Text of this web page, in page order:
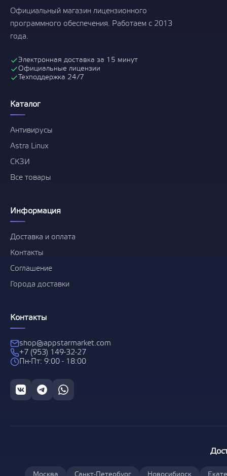
Официальный магазин лицензионного
программного обеспечения. Работаем с 2013
года.
Электронная доставка за 15 минут
Официальные лицензии
Техподдержка 24/7
Каталог
Антивирусы
Astra Linux
СКЗИ
Все товары
Информация
Доставка и оплата
Контакты
Соглашение
Города доставки
Контакты
shop@appstarmarket.com
+7 (953) 149-32-27
Пн-Пт: 9:00 - 18:00